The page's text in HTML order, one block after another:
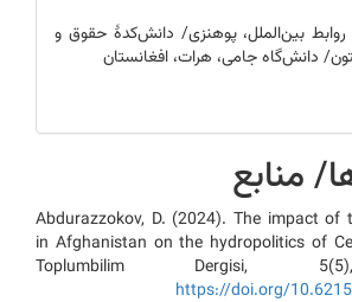
روابط بین‌الملل، پوهنزی/ دانش‌کدۀ حقوق و
دانش‌گاه جامی‌، هرات، افغانستان
منابع
Abdurazzokov, D. (2024). The impact of
in Afghanistan on the hydropolitics of
Toplumbilim Dergisi,
https://doi.org/